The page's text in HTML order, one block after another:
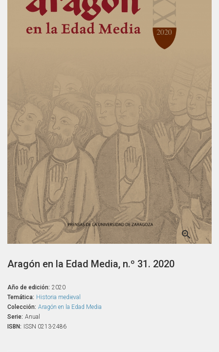

Aragón en la Edad Media, n.º 31. 2020
Año de edición: 2020
Temática: Historia medieval
Colección: Aragón en la Edad Media
Serie: Anual
ISBN: ISSN 0213-2486